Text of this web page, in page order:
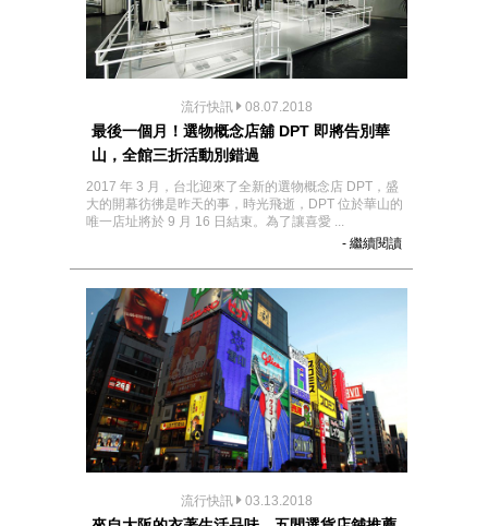
流行快訊 08.07.2018
最後一個月！選物概念店舖 DPT 即將告別華
山，全館三折活動別錯過
2017 年 3 月，台北迎來了全新的選物概念店 DPT，盛
大的開幕彷彿是昨天的事，時光飛逝，DPT 位於華山的
唯一店址將於 9 月 16 日結束。為了讓喜愛 ...
- 繼續閱讀
流行快訊 03.13.2018